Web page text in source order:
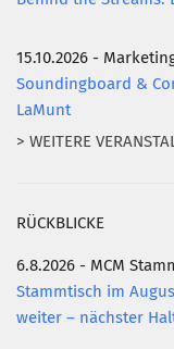
15.10.2026 -
Soundingboard &
LaMunt
> WEITERE
RÜCKBLICKE
6.8.2026 - MCM
Stammtisch im
weiter – nächster